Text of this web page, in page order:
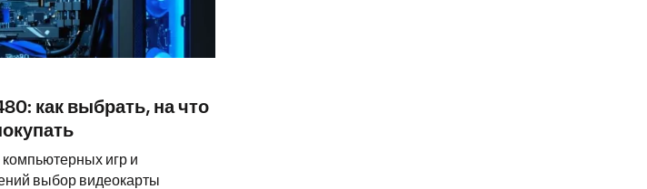
как выбрать, на что
игр и
выбор видеокарты